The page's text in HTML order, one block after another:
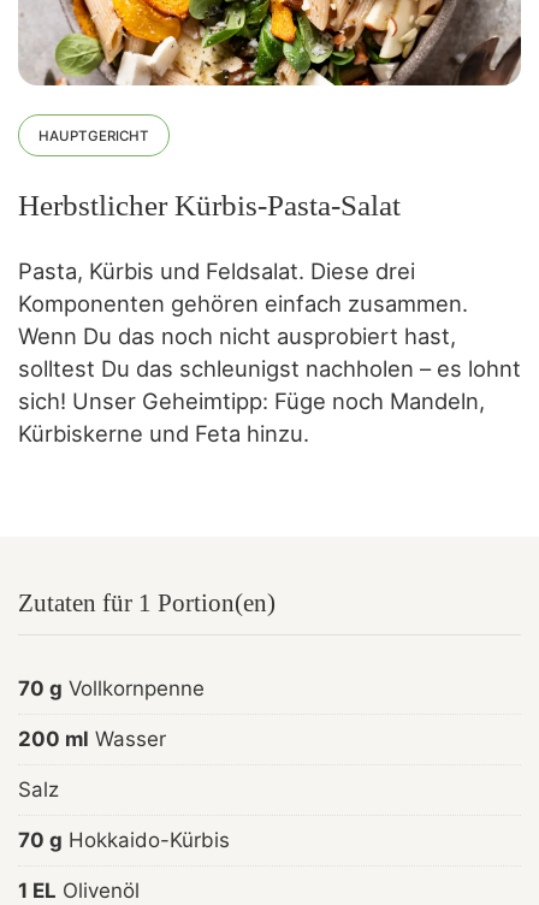
HAUPTGERICHT
Herbstlicher Kürbis-Pasta-Salat
Pasta, Kürbis und Feldsalat. Diese drei
Komponenten gehören einfach zusammen.
Wenn Du das noch nicht ausprobiert hast,
solltest Du das schleunigst nachholen – es lohnt
sich! Unser Geheimtipp: Füge noch Mandeln,
Kürbiskerne und Feta hinzu.
Zutaten für 1 Portion(en)
70 g Vollkornpenne
200 ml Wasser
Salz
70 g Hokkaido-Kürbis
1 EL Olivenöl